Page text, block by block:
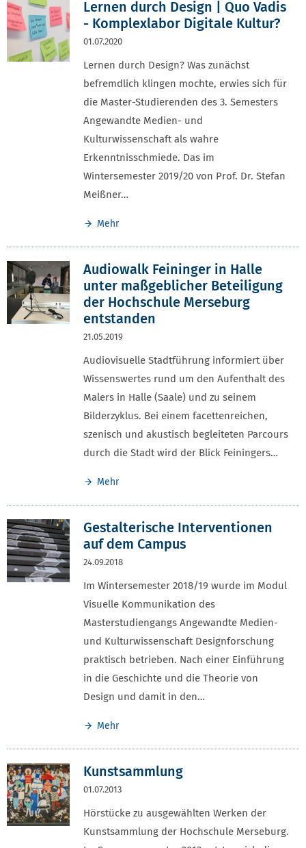
Lernen durch Design | Quo Vadis
- Komplexlabor Digitale Kultur?
01.07.2020
Lernen durch Design? Was zunächst
befremdlich klingen mochte, erwies sich für
die Master-Studierenden des 3. Semesters
Angewandte Medien- und
Kulturwissenschaft als wahre
Erkenntnisschmiede. Das im
Wintersemester 2019/20 von Prof. Dr. Stefan
Meißner…
Mehr
Audiowalk Feininger in Halle
unter maßgeblicher Beteiligung
der Hochschule Merseburg
entstanden
21.05.2019
Audiovisuelle Stadtführung informiert über
Wissenswertes rund um den Aufenthalt des
Malers in Halle (Saale) und zu seinem
Bilderzyklus. Bei einem facettenreichen,
szenisch und akustisch begleiteten Parcours
durch die Stadt wird der Blick Feiningers…
Mehr
Gestalterische Interventionen
auf dem Campus
24.09.2018
Im Wintersemester 2018/19 wurde im Modul
Visuelle Kommunikation des
Masterstudiengangs Angewandte Medien-
und Kulturwissenschaft Designforschung
praktisch betrieben. Nach einer Einführung
in die Geschichte und die Theorie von
Design und damit in den…
Mehr
Kunstsammlung
01.07.2013
Hörstücke zu ausgewählten Werken der
Kunstsammlung der Hochschule Merseburg.